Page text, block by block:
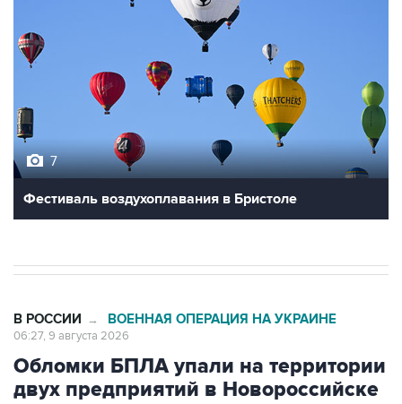
7
Фестиваль воздухоплавания в Бристоле
В РОССИИ → ВОЕННАЯ ОПЕРАЦИЯ НА УКРАИНЕ
06:27, 9 августа 2026
Обломки БПЛА упали на территории
двух предприятий в Новороссийске